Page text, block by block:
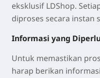
eksklusif LDShop.
diproses secara instan
Informasi yang
Untuk memastikan
harap berikan